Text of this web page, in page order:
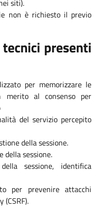
siti).
non è richiesto il previo
presenti
per memorizzare le
merito al consenso per
del servizio percepito
della sessione.
della sessione.
sessione, identifica
per prevenire attacchi
(CSRF).